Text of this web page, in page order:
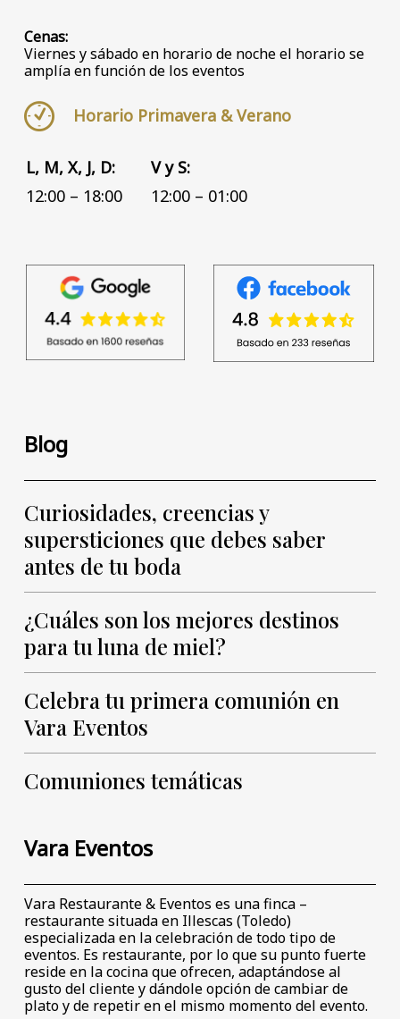
Cenas:
Viernes y sábado en horario de noche el horario se
amplía en función de los eventos
Horario Primavera & Verano
L, M, X, J, D:
12:00 – 18:00
V y S:
12:00 – 01:00
Blog
Curiosidades, creencias y
supersticiones que debes saber
antes de tu boda
¿Cuáles son los mejores destinos
para tu luna de miel?
Celebra tu primera comunión en
Vara Eventos
Comuniones temáticas
Vara Eventos
Vara Restaurante & Eventos es una finca –
restaurante situada en Illescas (Toledo)
especializada en la celebración de todo tipo de
eventos. Es restaurante, por lo que su punto fuerte
reside en la cocina que ofrecen, adaptándose al
gusto del cliente y dándole opción de cambiar de
plato y de repetir en el mismo momento del evento.